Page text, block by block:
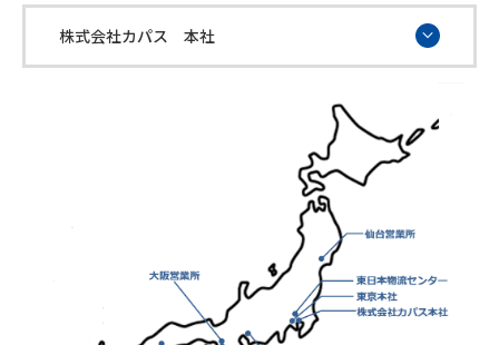
株式会社カパス 本社